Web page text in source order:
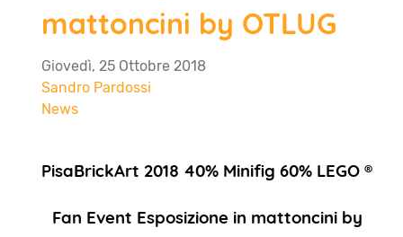
mattoncini by OTLUG
Giovedì, 25 Ottobre 2018
Sandro Pardossi
News
PisaBrickArt 2018 40% Minifig 60% LEGO ®
Fan Event Esposizione in mattoncini by